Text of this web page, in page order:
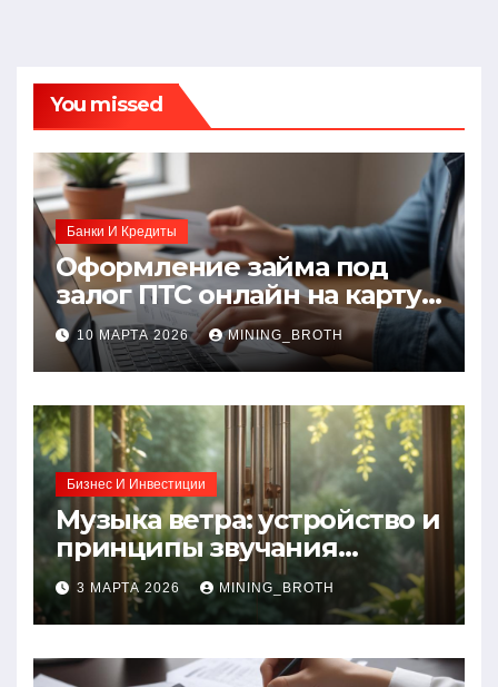
You missed
Банки И Кредиты
Оформление займа под
залог ПТС онлайн на карту
без визита в офис: порядок,
требования и документы
10 МАРТА 2026 MINING_BROTH
Бизнес И Инвестиции
Музыка ветра: устройство и
принципы звучания
колокольчиков
3 МАРТА 2026 MINING_BROTH